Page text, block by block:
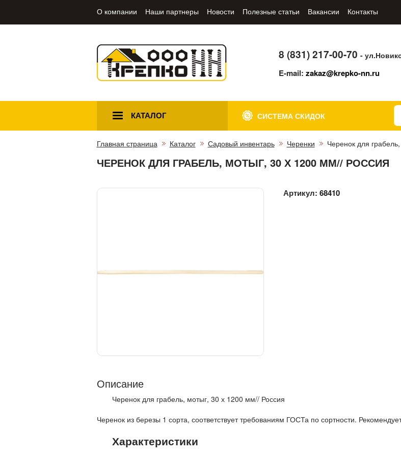
О компании Наши партнеры Новости Полезные статьи Вакансии Контакты
8 (831) 217-00-70-
E-mail:zakaz@krepko-nn.ru
КАТАЛОГ СИСТЕМА СКИДОК
Главная страница Каталог Садовый инвентарь Черенки
Черенок для
ЧЕРЕНОК ДЛЯ ГРАБЕЛЬ, МОТЫГ, 30 Х 1200 ММ// РОССИЯ
Артикул:68410
Описание
Черенок для грабель, мотыг, 30 х 1200 мм// Россия
Черенок из березы 1 сорта, соответствует требованиям ГОСТа по сортности.
Характеристики